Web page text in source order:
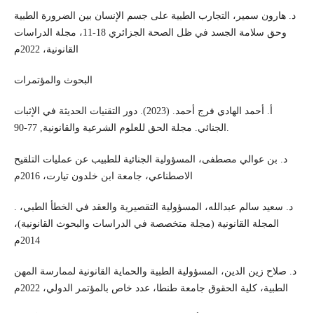
د. هارون سمير، التجارب الطبية على جسم الإنسان بين الضرورة الطبية
وحق سلامة الجسد في ظل الصحة الجزائري 18-11، مجلة الدراسات
القانونية، 2022م
البحوث والمؤتمرات
أ. أحمد الهادي فرج أحمد. (2023). دور التقنيات الحديثة في الإثبات
الجنائي. مجلة الحق للعلوم الشرعية والقانونية, 77-90.‎
د. بن عوالي مصطفى، المسؤولية الجنائية للطبيب عن عمليات التلقيح
الاصطناعي، جامعة ابن خلدون تيارت، 2016م
المجلة القانونية (مجلة متخصصة في الدراسات والبحوث القانونية)،
2014م
د. صلاح زين الدين، المسؤولية الطبية والحماية القانونية لممارسة المهن
الطبية، كلية الحقوق جامعة طنطا، عدد خاص بالمؤتمر الدولي، 2022م